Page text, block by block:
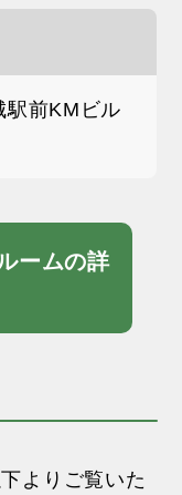
駅前KMビル
ームの詳
よりご覧いた